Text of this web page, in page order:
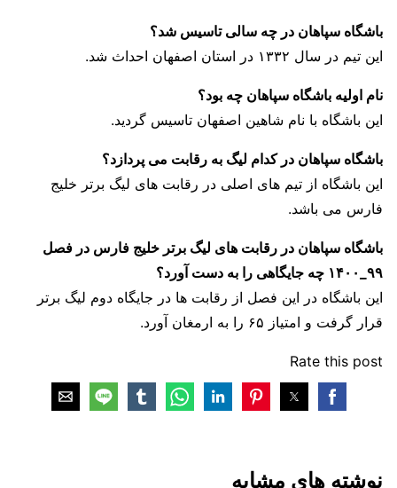
باشگاه سپاهان در چه سالی تاسیس شد؟
این تیم در سال ۱۳۳۲ در استان اصفهان احداث شد.
نام اولیه باشگاه سپاهان چه بود؟
این باشگاه با نام شاهین اصفهان تاسیس گردید.
باشگاه سپاهان در کدام لیگ به رقابت می پردازد؟
این باشگاه از تیم های اصلی در رقابت های لیگ برتر خلیج
فارس می باشد.
باشگاه سپاهان در رقابت های لیگ برتر خلیج فارس در فصل
۹۹_۱۴۰۰ چه جایگاهی را به دست آورد؟
این باشگاه در این فصل از رقابت ها در جایگاه دوم لیگ برتر
قرار گرفت و امتیاز ۶۵ را به ارمغان آورد.
Rate this post
نوشته های مشابه